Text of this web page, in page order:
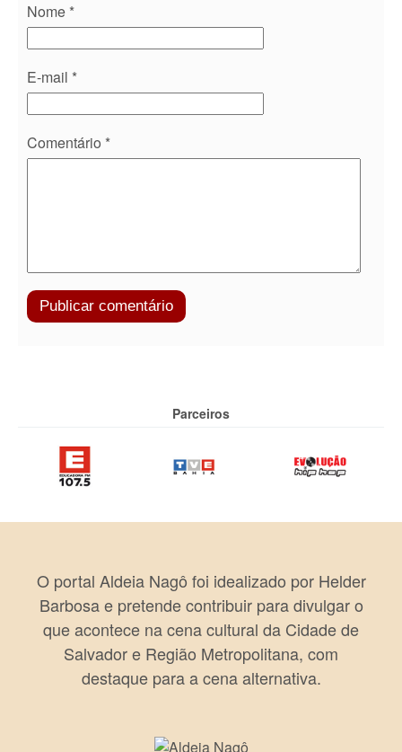
Nome *
E-mail *
Comentário *
Parceiros
O portal Aldeia Nagô foi idealizado por Helder
Barbosa e pretende contribuir para divulgar o
que acontece na cena cultural da Cidade de
Salvador e Região Metropolitana, com
destaque para a cena alternativa.